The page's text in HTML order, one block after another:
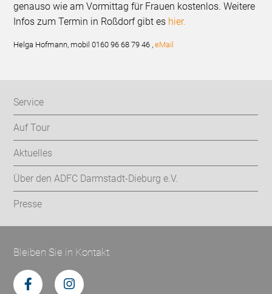
genauso wie am Vormittag für Frauen kostenlos. Weitere
Infos zum Termin in Roßdorf gibt es hier.
Helga Hofmann, mobil 0160 96 68 79 46 ,eMail
Service
Auf Tour
Aktuelles
Über den ADFC Darmstadt-Dieburg e.V.
Presse
Bleiben Sie in Kontakt